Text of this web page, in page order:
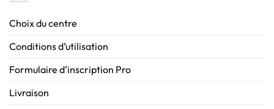
Choix du centre
Conditions d’utilisation
Formulaire d’inscription Pro
Livraison